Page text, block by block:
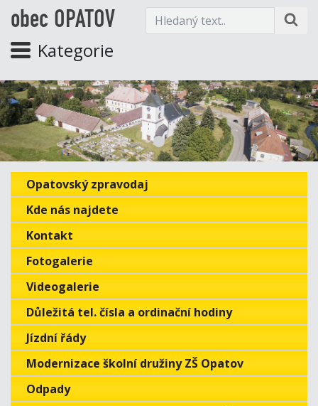
obec OPATOV
Kategorie
Opatovský zpravodaj
Kde nás najdete
Kontakt
Fotogalerie
Videogalerie
Důležitá tel. čísla a ordinační hodiny
Jízdní řády
Modernizace školní družiny ZŠ Opatov
Odpady